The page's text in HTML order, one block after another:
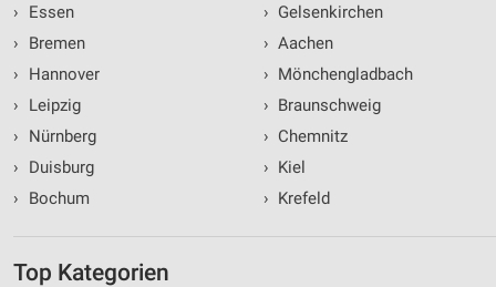
›
Essen
›
Bremen
›
Hannover
›
Leipzig
›
Nürnberg
›
Duisburg
›
Bochum
› Gelsenkirchen
› Aachen
› Mönchengladbach
› Braunschweig
› Chemnitz
› Kiel
› Krefeld
Top Kategorien